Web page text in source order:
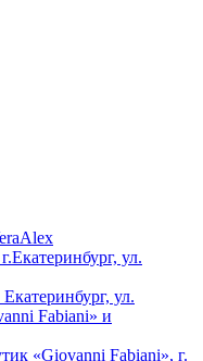
ул.
ул.
Fabiani» и
«Giovanni Fabiani», г.